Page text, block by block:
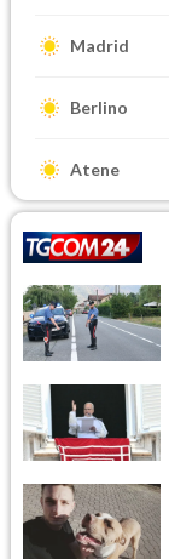
Madrid
Berlino
Atene